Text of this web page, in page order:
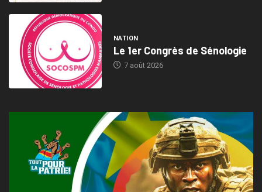
NATION
Le 1er Congrès de Sénologie
7 août 2026